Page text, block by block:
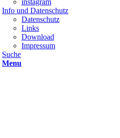
instagram
Info und Datenschutz
Datenschutz
Links
Download
Impressum
Suche
Menu